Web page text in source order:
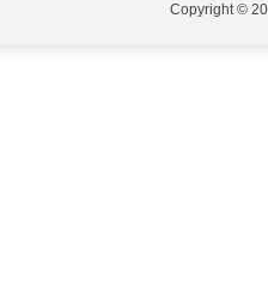
Copyright ©